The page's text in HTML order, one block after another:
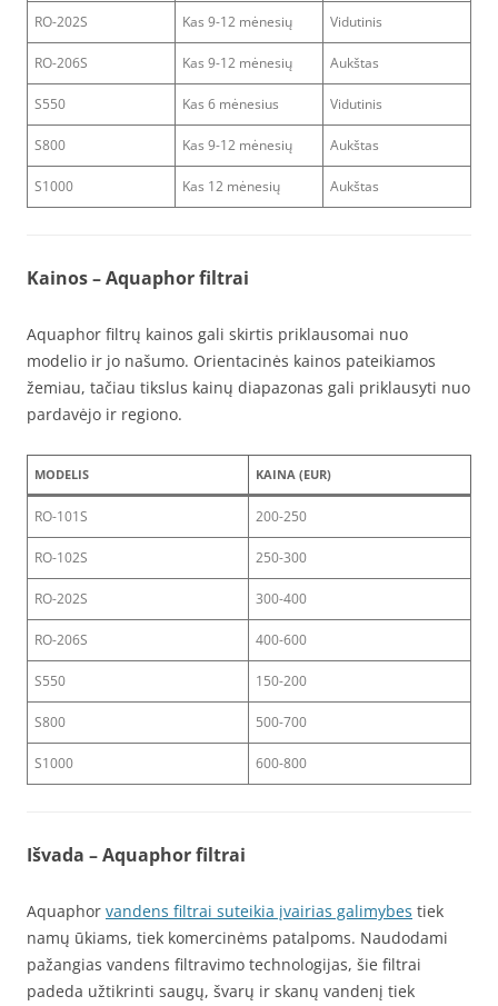
RO-202S Kas 9-12 mėnesių Vidutinis
RO-206S Kas 9-12 mėnesių Aukštas
S550 Kas 6 mėnesius Vidutinis
S800 Kas 9-12 mėnesių Aukštas
S1000 Kas 12 mėnesių Aukštas
Kainos– Aquaphor filtrai
Aquaphor filtrų kainos gali skirtis priklausomai nuo
modelio ir jo našumo. Orientacinės kainos pateikiamos
žemiau, tačiau tikslus kainų diapazonas gali priklausyti nuo
pardavėjo ir regiono.
MODELIS KAINA (EUR)
RO-101S 200-250
RO-102S 250-300
RO-202S 300-400
RO-206S 400-600
S550 150-200
S800 500-700
S1000 600-800
Išvada – Aquaphor filtrai
Aquaphor vandens filtrai suteikia įvairias galimybes tiek
namų ūkiams, tiek komercinėms patalpoms. Naudodami
pažangias vandens filtravimo technologijas, šie filtrai
padeda užtikrinti saugų, švarų ir skanų vandenį tiek